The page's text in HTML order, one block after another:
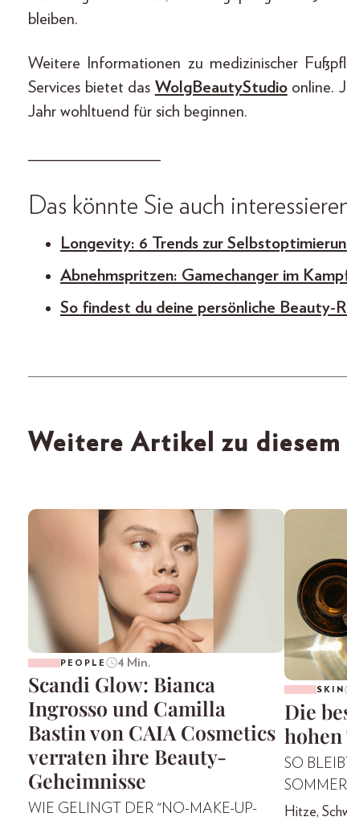
bleiben.
Weitere Informationen zu medizinischer
Services bietet das WolgBeautyStudioonline.
Jahr wohltuend für sich beginnen.
_______________
Das könnte Sie auch
Longevity: 6 Trends zur
Abnehmspritzen: Gamechanger im
So findest du deine persönliche Beauty-
Weitere Artikel zu diesem
PEOPLE 4 Min.
Scandi Glow: Bianca
Ingrosso und Camilla
Bastin von CAIA Cosmetics
verraten ihre Beauty-
Geheimnisse
WIE GELINGT DER "NO-MAKE-UP-
SKIN
Die
SO
Hitze,